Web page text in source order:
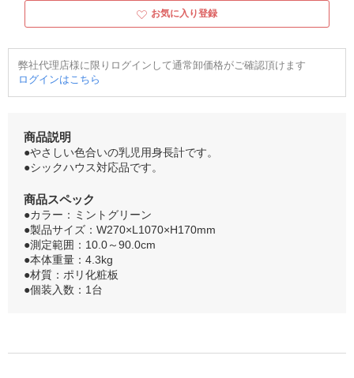
お気に入り登録
弊社代理店様に限りログインして通常卸価格がご確認頂けます
ログインはこちら
商品説明
●やさしい色合いの乳児用身長計です。
●シックハウス対応品です。
商品スペック
●カラー：ミントグリーン
●製品サイズ：W270×L1070×H170mm
●測定範囲：10.0～90.0cm
●本体重量：4.3kg
●材質：ポリ化粧板
●個装入数：1台